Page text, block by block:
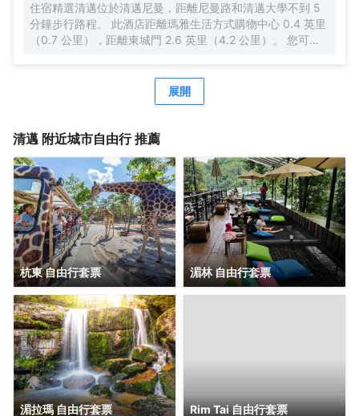
提供空調或寢具用品，以確保您的舒適和便利。 部分精選客
房配有室內視頻流媒體、每日報紙或電視，以確保為客人提
供娛樂。 部分客房配備了沖泡咖啡或茶的器具，您的飲用需
袍、毛巾或吹風機，為您提供便利。 高調開啟假期的美好一
天。在位於法漢的1卧室-平方米|帶1個獨立浴室，您可在早
住宿精選清邁位於清邁尼曼，距離尼曼路和清邁大學不到 5
分鐘步行路程。 此酒店距離瑪雅生活方式購物中心 0.4 英里
（0.7 公里），距離東城門 2.6 英里（4.2 公里）。 您可充
63 間空調客房提供迷你吧和智能電視；您定能在旅途中找到
家的舒適。提供免費無線網絡，方便您與朋友保持聯繫；衞
吹風機和浴袍。便利設施包括電話，以及保險箱和書桌。
展開
清邁 附近城市自由行 推薦
杭東 自由行套票 湄林 自由行套票
湄拉瑪 自由行套票 Rim Tai 自由行套票